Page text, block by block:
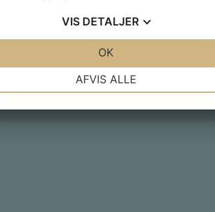
VIS DETALJER
AFVIS ALLE
OK